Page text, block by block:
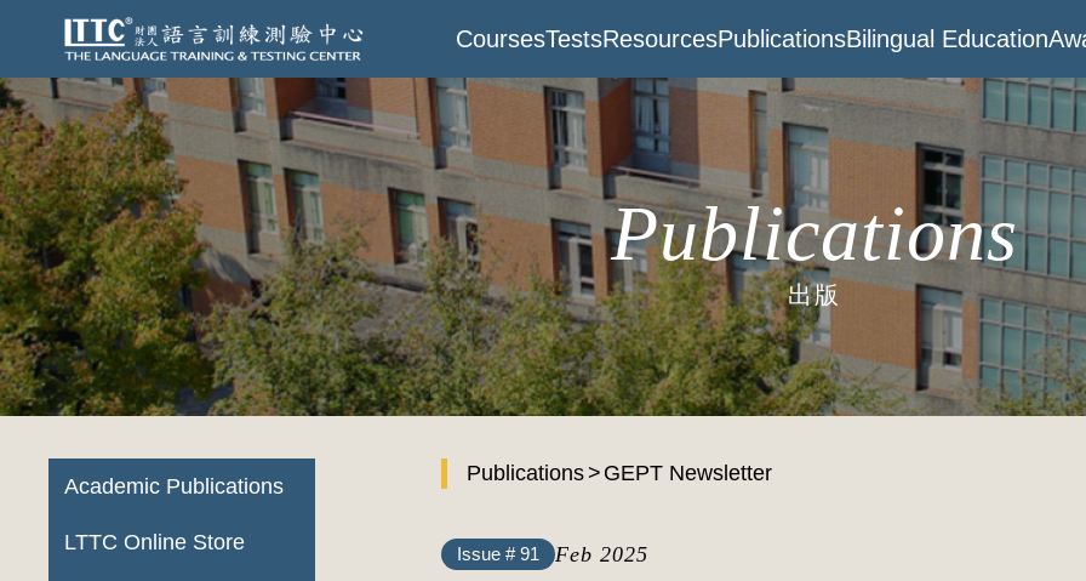
CoursesTestsResourcesPublicationsBilingual Education
Publications
出版
Academic Publications
LTTC Online Store
Publications GEPT Newsletter
Issue # 91 Feb 2025